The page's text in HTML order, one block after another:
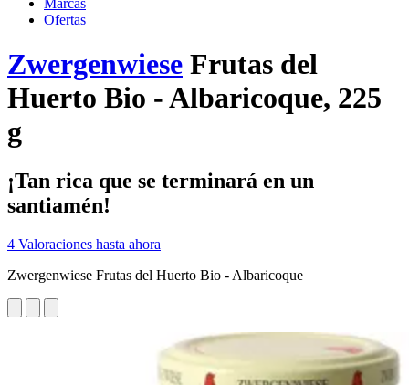
Marcas
Ofertas
Zwergenwiese Frutas del
Huerto Bio - Albaricoque, 225
g
¡Tan rica que se terminará en un
santiamén!
4 Valoraciones hasta ahora
Zwergenwiese Frutas del Huerto Bio - Albaricoque